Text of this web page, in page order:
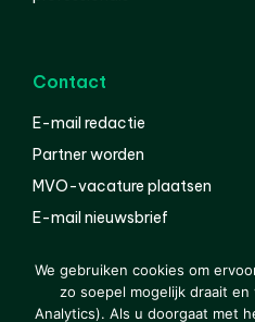
Contact
E-mail redactie
Partner worden
MVO-vacature plaatsen
E-mail nieuwsbrief
We gebruiken cookies om
zo soepel mogelijk draait
Analytics). Als u doorgaat met